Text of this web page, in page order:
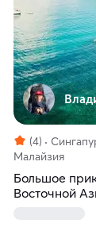
(4)
Малайзия
Большое
Восточной